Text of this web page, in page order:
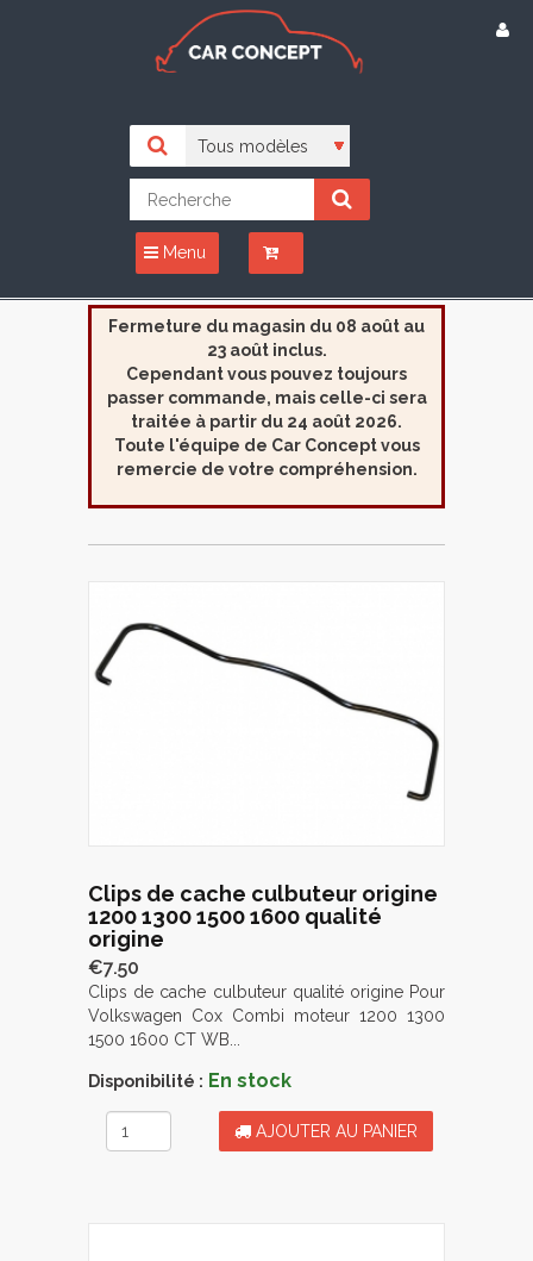
Menu
Fermeture du magasin du 08 août au
23 août inclus.
Cependant vous pouvez toujours
passer commande, mais celle-ci sera
traitée à partir du 24 août 2026.
Toute l'équipe de Car Concept vous
remercie de votre compréhension.
Clips de cache culbuteur origine
1200 1300 1500 1600 qualité
origine
€7.50
Clips de cache culbuteur qualité origine Pour
Volkswagen Cox Combi moteur 1200 1300
1500 1600 CT WB...
Disponibilité : En stock
AJOUTER AU PANIER